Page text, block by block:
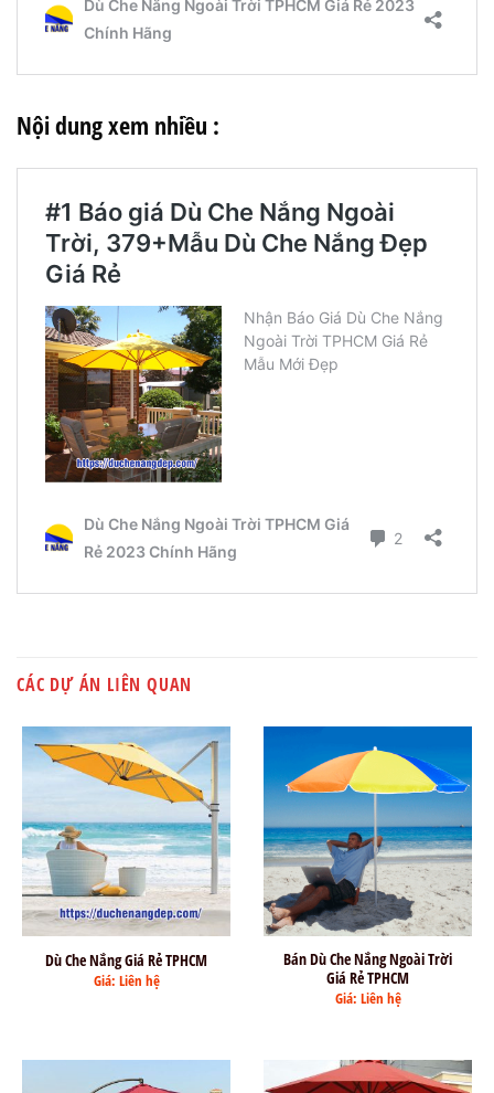
Nội dung xem nhiều :
CÁC DỰ ÁN LIÊN QUAN
Dù Che Nắng Giá Rẻ TPHCM
Giá: Liên hệ
Bán Dù Che Nắng Ngoài Trời
Giá Rẻ TPHCM
Giá: Liên hệ